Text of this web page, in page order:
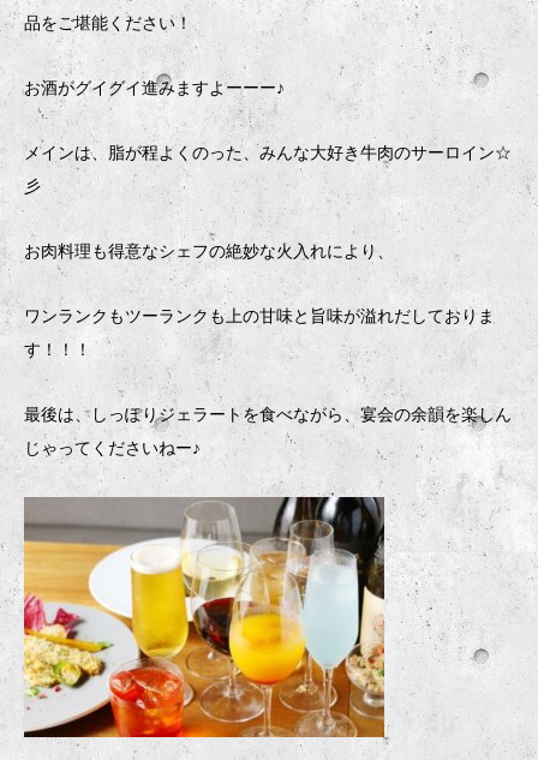
品をご堪能ください！
お酒がグイグイ進みますよーーー♪
メインは、脂が程よくのった、みんな大好き牛肉のサーロイン☆
彡
お肉料理も得意なシェフの絶妙な火入れにより、
ワンランクもツーランクも上の甘味と旨味が溢れだしておりま
す！！！
最後は、しっぽりジェラートを食べながら、宴会の余韻を楽しん
じゃってくださいねー♪